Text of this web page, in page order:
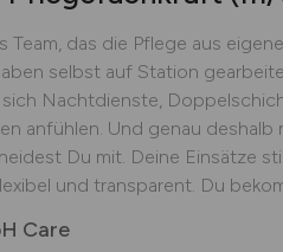
Team, das die Pflege aus
selbst auf Station
sich Nachtdienste,
anfühlen. Und genau deshalb
Du mit. Deine Einsätze
und transparent. Du
Care